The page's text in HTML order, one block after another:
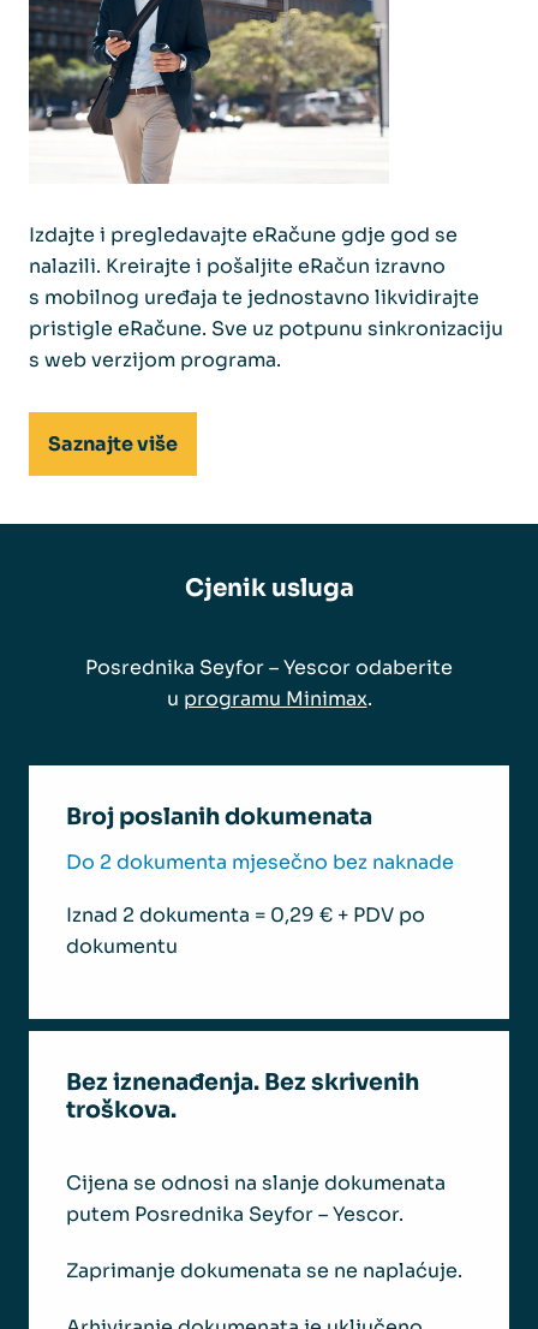
Izdajte i pregledavajte eRačune gdje god se
nalazili. Kreirajte i pošaljite eRačun izravno
s mobilnog uređaja te jednostavno likvidirajte
pristigle eRačune. Sve uz potpunu sinkronizaciju
s web verzijom programa.
Saznajte više
Cjenik usluga
Posrednika Seyfor – Yescor odaberite
u programu Minimax.
Broj poslanih dokumenata
Do 2 dokumenta mjesečno bez naknade
Iznad 2 dokumenta = 0,29 € + PDV po
dokumentu
Bez iznenađenja. Bez skrivenih
troškova.
Cijena se odnosi na slanje dokumenata
putem Posrednika Seyfor – Yescor.
Zaprimanje dokumenata se ne naplaćuje.